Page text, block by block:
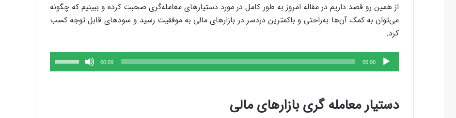
از همین رو قصد داریم در مقاله امروز به طور کامل در مورد دستیارهای معامله‌گری صحبت کرده و ببینیم که چگونه
می‌توان به کمک آن‌ها به‌راحتی و باکمترین دردسر در بازارهای مالی به موفقیت رسید و سودهای قابل توجه کسب
کرد.
پخش‌کننده
صوت
00:00
00:00
برای
افزایش
دستیار معامله گری بازارهای مالی